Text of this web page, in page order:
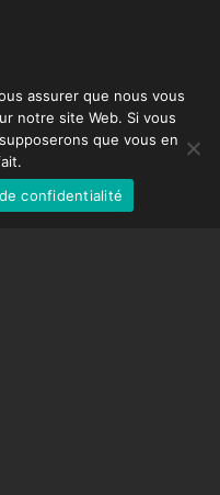
LV
assurer que nous vous
notre site Web. Si vous
que vous en
confidentialité
French
German
Spanish